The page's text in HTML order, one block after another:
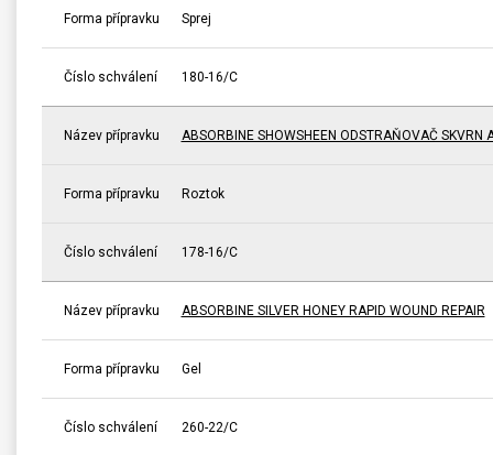
Forma přípravku Sprej
Číslo schválení 180-16/C
Název přípravku ABSORBINE SHOWSHEEN ODSTRAŇOVAČ SKVRN
Forma přípravku Roztok
Číslo schválení 178-16/C
Název přípravku ABSORBINE SILVER HONEY RAPID WOUND REPAIR
Forma přípravku Gel
Číslo schválení 260-22/C